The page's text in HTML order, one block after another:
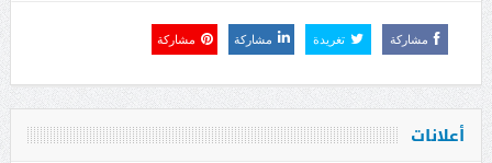
مشاركة تغريدة مشاركة مشاركة
أعلانات